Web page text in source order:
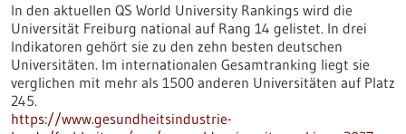
In den aktuellen QS World University Rankings wird die
Universität Freiburg national auf Rang 14 gelistet. In drei
Indikatoren gehört sie zu den zehn besten deutschen
Universitäten. Im internationalen Gesamtranking liegt sie
verglichen mit mehr als 1500 anderen Universitäten auf Platz
245.
https://www.gesundheitsindustrie-